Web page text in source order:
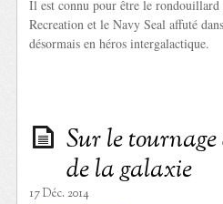
Il est connu pour être le rondouillard
Recreation et le Navy Seal affuté
désormais en héros intergalactique.
Sur le
de la galaxie
17 Déc. 2014